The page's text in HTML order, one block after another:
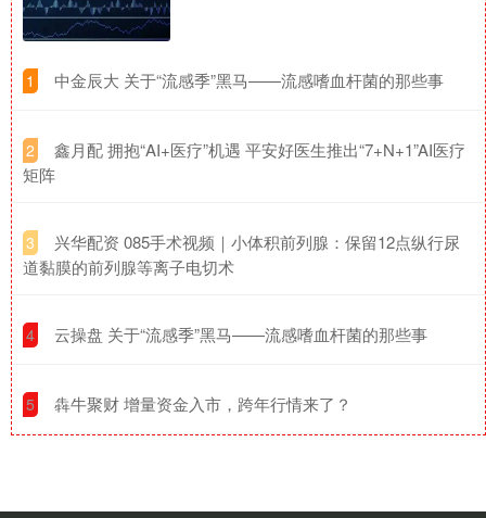
1 ​中金辰大 关于“流感季”黑马——流感嗜血杆菌的那些事
2
​鑫月配 拥抱“AI+医疗”机遇 平安好医生推出“7+N+1”AI医疗
矩阵
3
​兴华配资 085手术视频｜小体积前列腺：保留12点纵行尿
道黏膜的前列腺等离子电切术
4 ​云操盘 关于“流感季”黑马——流感嗜血杆菌的那些事
5 ​犇牛聚财 增量资金入市，跨年行情来了？